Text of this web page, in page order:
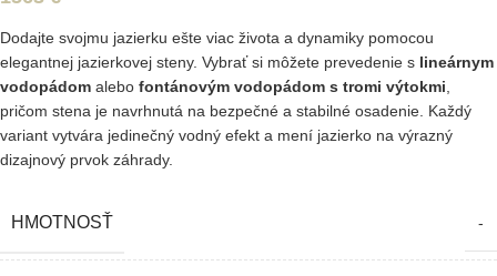
Dodajte svojmu jazierku ešte viac života a dynamiky pomocou
elegantnej jazierkovej steny. Vybrať si môžete prevedenie s lineárnym
vodopádom alebo fontánovým vodopádom s tromi výtokmi,
pričom stena je navrhnutá na bezpečné a stabilné osadenie. Každý
variant vytvára jedinečný vodný efekt a mení jazierko na výrazný
dizajnový prvok záhrady.
HMOTNOSŤ -